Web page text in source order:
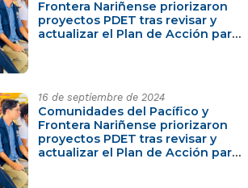
Frontera Nariñense priorizaron
proyectos PDET tras revisar y
actualizar el Plan de Acción para
16 de septiembre de 2024
Comunidades del Pacífico y
Frontera Nariñense priorizaron
proyectos PDET tras revisar y
actualizar el Plan de Acción para